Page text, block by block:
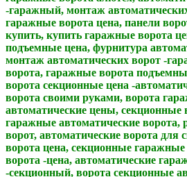
-гаражный, монтаж
гаражные ворота цена, панели
купить, купить гаражные ворота
подъемные цена, фурнитура
монтаж автоматических ворот -
ворота, гаражные ворота
ворота секционные цена -
ворота своими руками, ворота
автоматические цены, секционные
гаражные автоматические ворота,
ворот, автоматические ворота для
ворота цена, секционные гаражные
ворота -цена, автоматические
-секционный, ворота секционные